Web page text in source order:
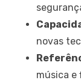
novas
música e